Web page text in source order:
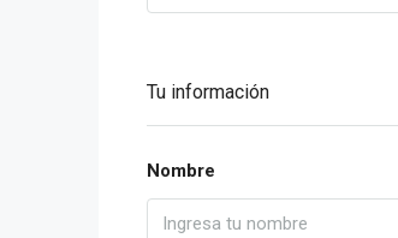
Tu información
Nombre